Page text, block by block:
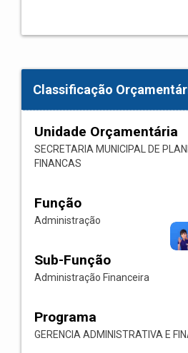
Classificação
Unidade Orçamentária
SECRETARIA MUNICIPAL DE
FINANCAS
Função
Administração
Sub-Função
Administração Financeira
Programa
GERENCIA ADMINISTRATIVA E